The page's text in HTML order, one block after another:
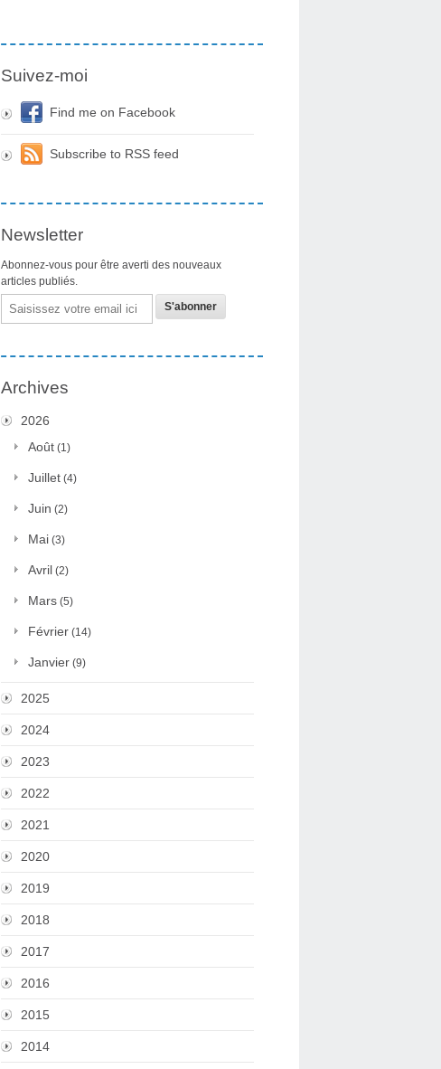
Suivez-moi
Find me on Facebook
Subscribe to RSS feed
Newsletter
Abonnez-vous pour être averti des nouveaux
articles publiés.
Email
Archives
2026
Août (1)
Juillet (4)
Juin (2)
Mai (3)
Avril (2)
Mars (5)
Février (14)
Janvier (9)
2025
2024
2023
2022
2021
2020
2019
2018
2017
2016
2015
2014